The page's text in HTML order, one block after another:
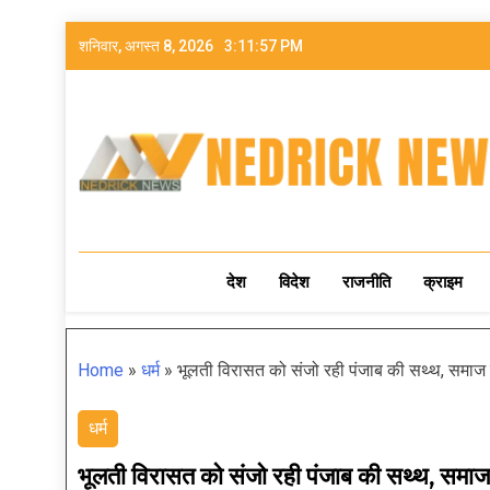
शनिवार, अगस्त 8, 2026 3:11:59 PM
NEDRICK NEWS
देश विदेश राजनीति क्राइम
Home » धर्म» भूलती विरासत को संजो रही पंजाब की सथ्थ,
धर्म
भूलती विरासत को संजो रही पंजाब की सथ्थ,